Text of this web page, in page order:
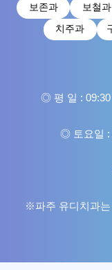
보존과 보철과
치주과
◎ 평 일 : 09:30
◎ 토요일 :
※파주 유디치과는